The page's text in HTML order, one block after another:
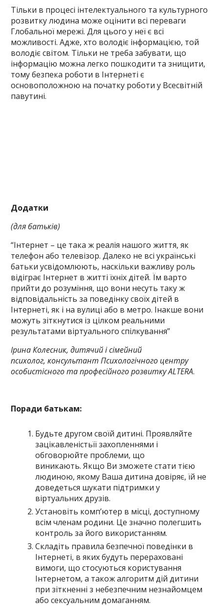
Тільки в процесі інтелектуального та культурного
розвитку людина може оцінити всі переваги
Глобальної мережі. Для цього у неї є всі
можливості. Адже, хто володіє інформацією, той
володіє світом. Тільки не треба забувати, що
інформацію можна легко пошкодити та знищити,
тому безпека роботи в Інтернеті є
основоположною на початку роботи у Всесвітній
павутині.
Додатки
(для батьків)
“Інтернет – це така ж реалія нашого життя, як
телефон або телевізор. Далеко не всі українські
батьки усвідомлюють, наскільки важливу роль
відіграє Інтернет в житті їхніх дітей. Їм варто
прийти до розуміння, що вони несуть таку ж
відповідальність за поведінку своїх дітей в
Інтернеті, як і на вулиці або в метро. Інакше вони
можуть зіткнутися із цілком реальними
результатами віртуального спілкування”
Ірина Колесник, дитячий і сімейний
психолог, консультант Психологічного центру
особистісного та професійного розвитку ALTERA.
Поради батькам:
Будьте другом своїй дитині. Проявляйте
зацікавленістьїї захопленнями і
обговорюйте проблеми, що
виникають. Якщо Ви зможете стати тією
людиною, якому Ваша дитина довіряє, їй не
доведеться шукати підтримки у
віртуальних друзів.
Установіть комп’ютер в місці, доступному
всім членам родини. Це значно полегшить
контроль за його використанням.
Складіть правила безпечної поведінки в
Інтернеті, в яких будуть перераховані
вимоги, що стосуються користування
Інтернетом, а також алгоритм дій дитини
при зіткненні з небезпечним незнайомцем
або сексуальним домаганням.